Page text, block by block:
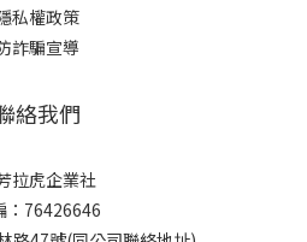
私權政策
詐騙宣導
絡我們
拉虎企業社
：76426646